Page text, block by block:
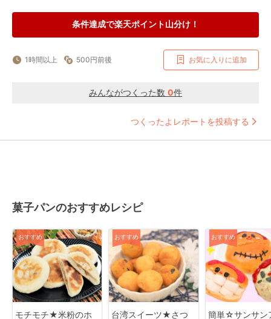
条件達成で楽天ポイント山分け！
1時間以上 500円前後 お気に入りに追加
みんながつくった数 0件
つくったよレポートを投稿する
菓子パンのおすすめレシピ
おすすめ
モチモチ★米粉のホ
おすすめ
台湾スイーツ★さつ
おすすめ
簡単☆サンサン